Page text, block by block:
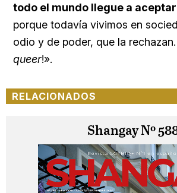
todo el mundo llegue a
porque todavía vivimos en
odio y de poder, que la
queer!».
RELACIONADOS
Shangay Nº